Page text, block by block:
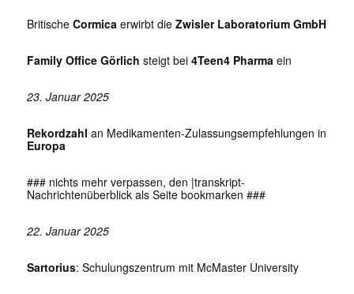
Britische Cormicaerwirbt die Zwisler Laboratorium GmbH
Family Office Görlich steigt bei 4Teen4 Pharmaein
23. Januar 2025
Rekordzahl an Medikamenten-Zulassungsempfehlungen in
Europa
### nichts mehr verpassen, den |transkript-
Nachrichtenüberblick als Seite bookmarken ###
22. Januar 2025
Sartorius: Schulungszentrum mit McMaster University